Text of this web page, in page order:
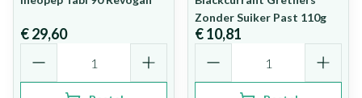
€ 29,60
Zonder Suiker Past 110g
€ 10,81